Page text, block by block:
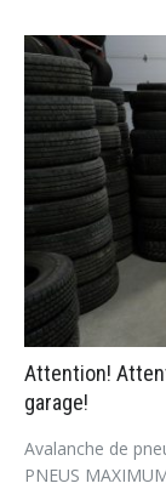
Attention!
garage!
Avalanche de
PNEUS